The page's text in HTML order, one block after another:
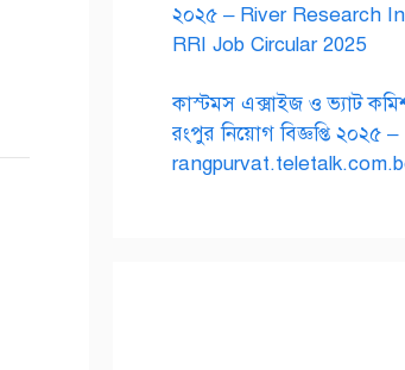
২০২৫ – River Research
RRI Job Circular 2025
কাস্টমস এক্সাইজ ও ভ্যাট
রংপুর নিয়োগ বিজ্ঞপ্তি ২০২৫ –